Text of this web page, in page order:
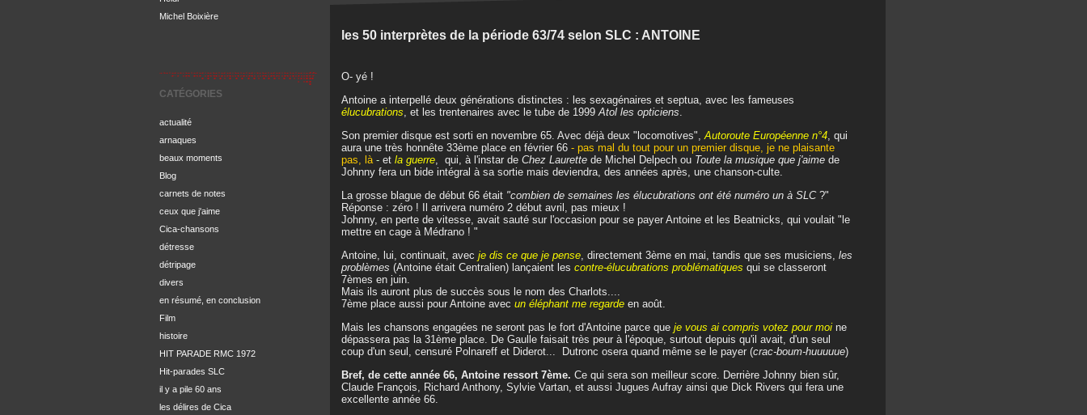
Michel Boixière
CATÉGORIES
actualité
arnaques
beaux moments
Blog
carnets de notes
ceux que j'aime
Cica-chansons
détresse
détripage
divers
en résumé, en conclusion
Film
histoire
HIT PARADE RMC 1972
Hit-parades SLC
il y a pile 60 ans
les délires de Cica
les 50 interprètes de la période 63/74 selon SLC : ANTOINE
O- yé !
Antoine a interpellé deux générations distinctes : les sexagénaires et septua, avec les fameuses
élucubrations , et les trentenaires avec le tube de 1999 Atol les opticiens
Son premier disque est sorti en novembre 65. Avec déjà deux "locomotives", Autoroute Européenne n°4 , qui
aura une très honnête 33ème place en février 66 - pas mal du tout pour un premier disque, je ne plaisante
pas, là - et la guerre , qui, à l'instar de Chez Laurette de Michel Delpech ou Toute la musique que j'aime de
Johnny fera un bide intégral à sa sortie mais deviendra, des années après, une chanson-culte.
La grosse blague de début 66 était "combien de semaines les élucubrations ont été numéro un à SLC ?"
Réponse : zéro ! Il arrivera numéro 2 début avril, pas mieux !
Johnny, en perte de vitesse, avait sauté sur l'occasion pour se payer Antoine et les Beatnicks, qui voulait "le
mettre en cage à Médrano ! "
Antoine, lui, continuait, avec je dis ce que je pense , directement 3ème en mai, tandis que ses musiciens, les
problèmes (Antoine était Centralien) lançaient les contre-élucubrations problématiques qui se classeront
7èmes en juin.
Mais ils auront plus de succès sous le nom des Charlots....
7ème place aussi pour Antoine avec un éléphant me regarde en août.
Mais les chansons engagées ne seront pas le fort d'Antoine parce que je vous ai compris votez pour moi ne
dépassera pas la 31ème place. De Gaulle faisait très peur à l'époque, surtout depuis qu'il avait, d'un seul
coup d'un seul, censuré Polnareff et Diderot... Dutronc osera quand même se le payer (crac-boum-huuuuue)
Bref, de cette année 66, Antoine ressort 7ème. Ce qui sera son meilleur score. Derrière Johnny bien sûr,
Claude François, Richard Anthony, Sylvie Vartan, et aussi Jugues Aufray ainsi que Dick Rivers qui fera une
excellente année 66.